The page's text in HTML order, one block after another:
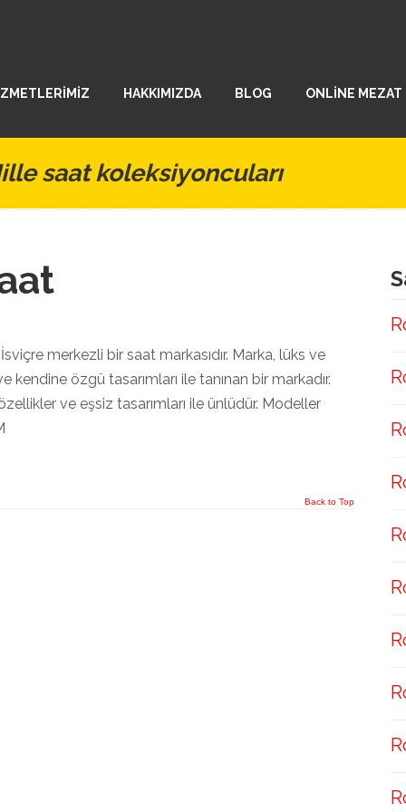
HAKKIMIZDA BLOG ONLİNE MEZAT
saat koleksiyoncuları
merkezli bir saat markasıdır. Marka, lüks ve
özgü tasarımları ile tanınan bir markadır.
ve eşsiz tasarımları ile ünlüdür. Modeller
Back to Top